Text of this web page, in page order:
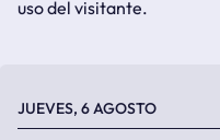
uso del visitante.
JUEVES, 6 AGOSTO